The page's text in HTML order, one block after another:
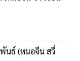
นธ์ (หมอจีน สวี่